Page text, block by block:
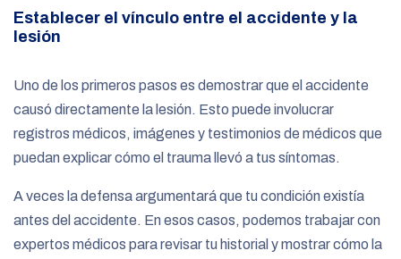
Establecer el vínculo entre el accidente y la
lesión
Uno de los primeros pasos es demostrar que el accidente
causó directamente la lesión. Esto puede involucrar
registros médicos, imágenes y testimonios de médicos que
puedan explicar cómo el trauma llevó a tus síntomas.
A veces la defensa argumentará que tu condición existía
antes del accidente. En esos casos, podemos trabajar con
expertos médicos para revisar tu historial y mostrar cómo la